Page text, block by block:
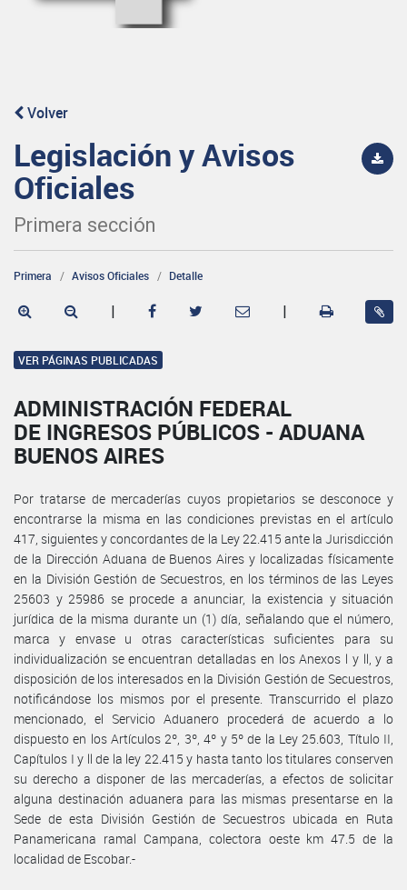
Volver
Legislación y Avisos
Oficiales
Primera sección
Primera Avisos Oficiales Detalle
| |
VER PÁGINAS PUBLICADAS
ADMINISTRACIÓN FEDERAL
DE INGRESOS PÚBLICOS - ADUANA
BUENOS AIRES
Por tratarse de mercaderías cuyos propietarios se desconoce y
encontrarse la misma en las condiciones previstas en el artículo
417, siguientes y concordantes de la Ley 22.415 ante la Jurisdicción
de la Dirección Aduana de Buenos Aires y localizadas físicamente
en la División Gestión de Secuestros, en los términos de las Leyes
25603 y 25986 se procede a anunciar, la existencia y situación
jurídica de la misma durante un (1) día, señalando que el número,
marca y envase u otras características suficientes para su
individualización se encuentran detalladas en los Anexos l y ll, y a
disposición de los interesados en la División Gestión de Secuestros,
notificándose los mismos por el presente. Transcurrido el plazo
mencionado, el Servicio Aduanero procederá de acuerdo a lo
dispuesto en los Artículos 2º, 3º, 4º y 5º de la Ley 25.603, Título II,
Capítulos I y ll de la ley 22.415 y hasta tanto los titulares conserven
su derecho a disponer de las mercaderías, a efectos de solicitar
alguna destinación aduanera para las mismas presentarse en la
Sede de esta División Gestión de Secuestros ubicada en Ruta
Panamericana ramal Campana, colectora oeste km 47.5 de la
localidad de Escobar.-